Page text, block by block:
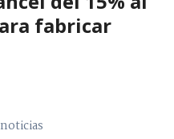
fabricar